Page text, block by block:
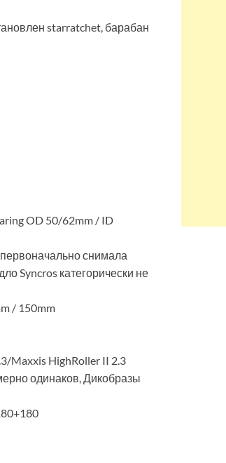
starratchet, барабан
OD 50/62mm / ID
первоначально снимала
Syncros категорически не
/ 150mm
Maxxis HighRoller II 2.3
одинаков, Дикобразы